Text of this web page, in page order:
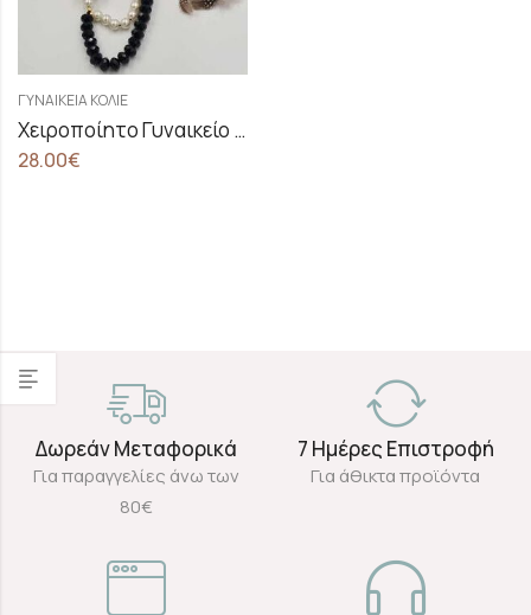
ΓΥΝΑΙΚΕΊΑ ΚΟΛΙΈ
Χειροποίητο Γυναικείο Κολιέ Με Πέρλες Και Μαύρα Κρύσταλλα
28.00€
Δωρεάν Μεταφορικά
Για παραγγελίες άνω των
80€
7 Ημέρες Επιστροφή
Για άθικτα προϊόντα